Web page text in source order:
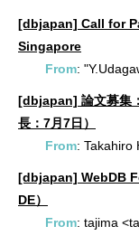
[dbjapan] Call for
Singapore
From:
[dbjapan] 論文募集
長：7月7日）
From: Takahiro
[dbjapan] WebDB
DE）
From: tajima